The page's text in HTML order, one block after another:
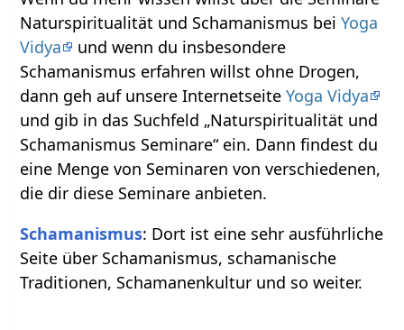
Naturspiritualität und Schamanismus beiYoga
Vidya
und wenn du insbesondere
Schamanismus erfahren willst ohne Drogen,
dann geh auf unsere InternetseiteYoga Vidya
und gib in das Suchfeld „Naturspiritualität und
Schamanismus Seminare“ ein. Dann findest du
eine Menge von Seminaren von verschiedenen,
die dir diese Seminare anbieten.
Schamanismus: Dort ist eine sehr ausführliche
Seite über Schamanismus, schamanische
Traditionen, Schamanenkultur und so weiter.